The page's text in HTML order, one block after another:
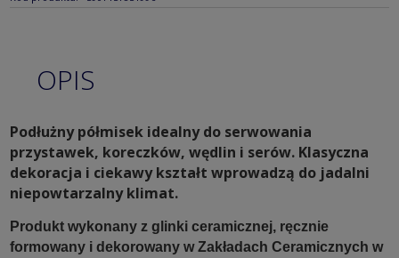
OPIS
Podłużny półmisek idealny do serwowania
przystawek, koreczków, wędlin i serów. Klasyczna
dekoracja i ciekawy kształt wprowadzą do jadalni
niepowtarzalny klimat.
Produkt wykonany z glinki ceramicznej, ręcznie
formowany i dekorowany w Zakładach Ceramicznych w